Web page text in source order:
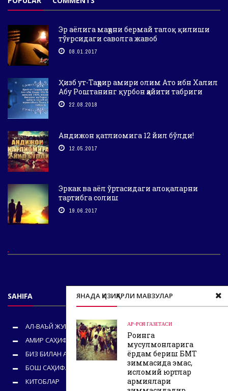
ЯНАДА ҚИЗИҚАРЛИ МАВЗУЛАР
АР-РОЯ ГАЗЕТАСИ
Роҳинга
мусулмонларига
ёрдам бериш БМТ
зиммасида эмас,
исломий юртлар
армиялари
Эр аёлига маҳрни бермай талоқ қилиши
тўғрсидаги саволга жавоб
08.01.2017
Ҳизб ут-Таҳрир амири олим Ато ибн Халил
Абу Роштанинг қурбон ҳайити табриги
22.08.2018
Андижон қатлиомига 12 йил бўлди!
12.05.2017
Эркак ва аёл ўртасидаги алоқаларни
тартибга солиш
19.06.2017
SAHIFA
АЛ-ВАЪЙ ЖУРНАЛИ
АМИР САҲИФАСИ
БИЗ БИЛАН АЛОҚА
БОШ САҲИФА
КИТОБЛАР